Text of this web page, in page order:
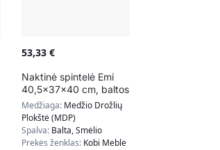
53,33 €
Naktinė spintelė Emi
40,5x37x40 cm, baltos
/ tamsiai pilkos spalvos
Medžiaga: Medžio Drožlių
Plokštė (MDP)
Spalva: Balta, Smėlio
Prekės ženklas: Kobi Meble